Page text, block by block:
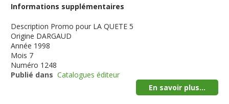
Informations supplémentaires
Description Promo pour LA QUETE 5
Origine DARGAUD
Année 1998
Mois 7
Numéro 1248
Publié dans Catalogues éditeur
En savoir plus...